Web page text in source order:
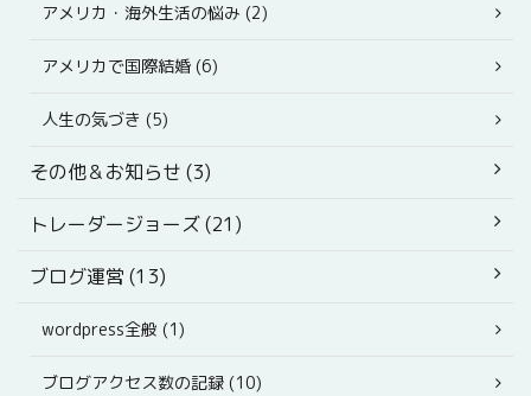
アメリカ・海外生活の悩み (2)
アメリカで国際結婚 (6)
人生の気づき (5)
その他＆お知らせ (3)
トレーダージョーズ (21)
ブログ運営 (13)
wordpress全般 (1)
ブログアクセス数の記録 (10)